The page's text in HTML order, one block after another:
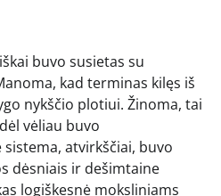
buvo susietas su
kad terminas kilęs iš
nykščio plotiui. Žinoma, tai
vėliau buvo
atvirkščiai, buvo
dėsniais ir dešimtaine
logiškesnė moksliniams